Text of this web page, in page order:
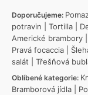
Doporučujeme:
potravin
Tortilla
Americké brambory
Pravá focaccia
salát
Třešňová
Oblíbené kategorie:
Bramborová jídla